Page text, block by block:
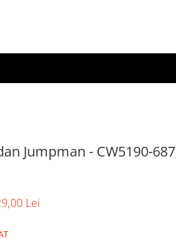
Jumpman - CW5190-687
Lei